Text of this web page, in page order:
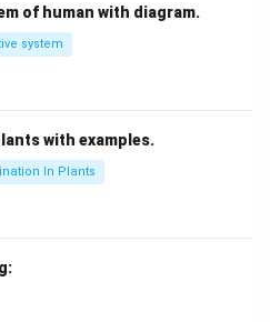
of human with diagram.
system
with examples.
In Plants